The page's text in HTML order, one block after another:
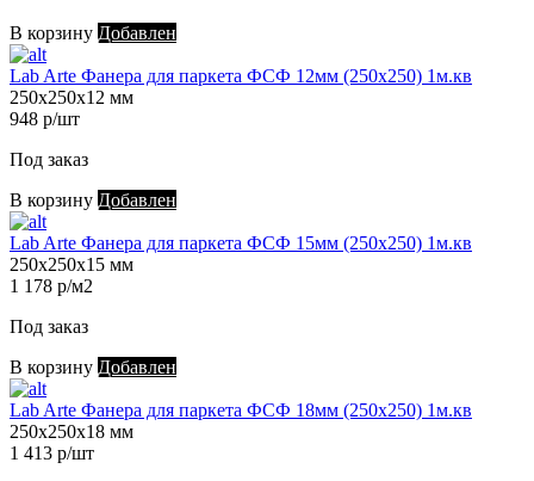
В корзину Добавлен
Lab Arte Фанера для паркета ФСФ 12мм (250х250) 1м.кв
250х250х12 мм
948 р/шт
Под заказ
В корзину Добавлен
Lab Arte Фанера для паркета ФСФ 15мм (250х250) 1м.кв
250х250х15 мм
1 178 р/м2
Под заказ
В корзину Добавлен
Lab Arte Фанера для паркета ФСФ 18мм (250х250) 1м.кв
250х250х18 мм
1 413 р/шт